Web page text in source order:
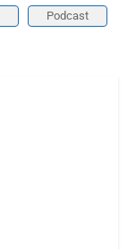
Podcast